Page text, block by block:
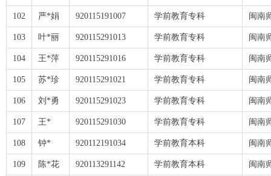
102 严*娟 920115191007 学前教育专科 闽南
103 叶*丽 920115291013 学前教育专科 闽南
104 王*萍 920115291016 学前教育专科 闽南
105 苏*珍 920115291021 学前教育专科 闽南
106 刘*勇 920115291023 学前教育专科 闽南
107 王* 920115291030 学前教育专科 闽南
108 钟* 920112191034 学前教育本科 闽南
109 陈*花 920113291142 学前教育本科 闽南